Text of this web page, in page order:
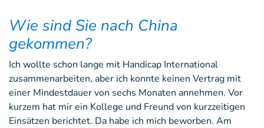
Wie sind Sie nach China
gekommen?
Ich wollte schon lange mit Handicap International
zusammenarbeiten, aber ich konnte keinen Vertrag mit
einer Mindestdauer von sechs Monaten annehmen. Vor
kurzem hat mir ein Kollege und Freund von kurzzeitigen
Einsätzen berichtet. Da habe ich mich beworben. Am